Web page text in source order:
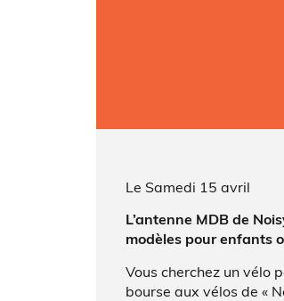
Le Samedi 15 avril
L’antenne MDB de
modèles pour enfants
Vous cherchez un vélo
bourse aux vélos de «